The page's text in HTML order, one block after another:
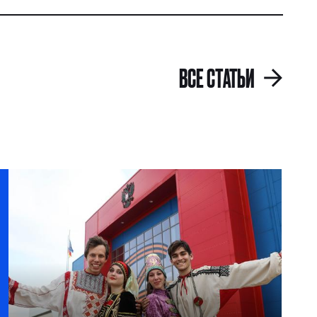
ВСЕ СТАТЬИ